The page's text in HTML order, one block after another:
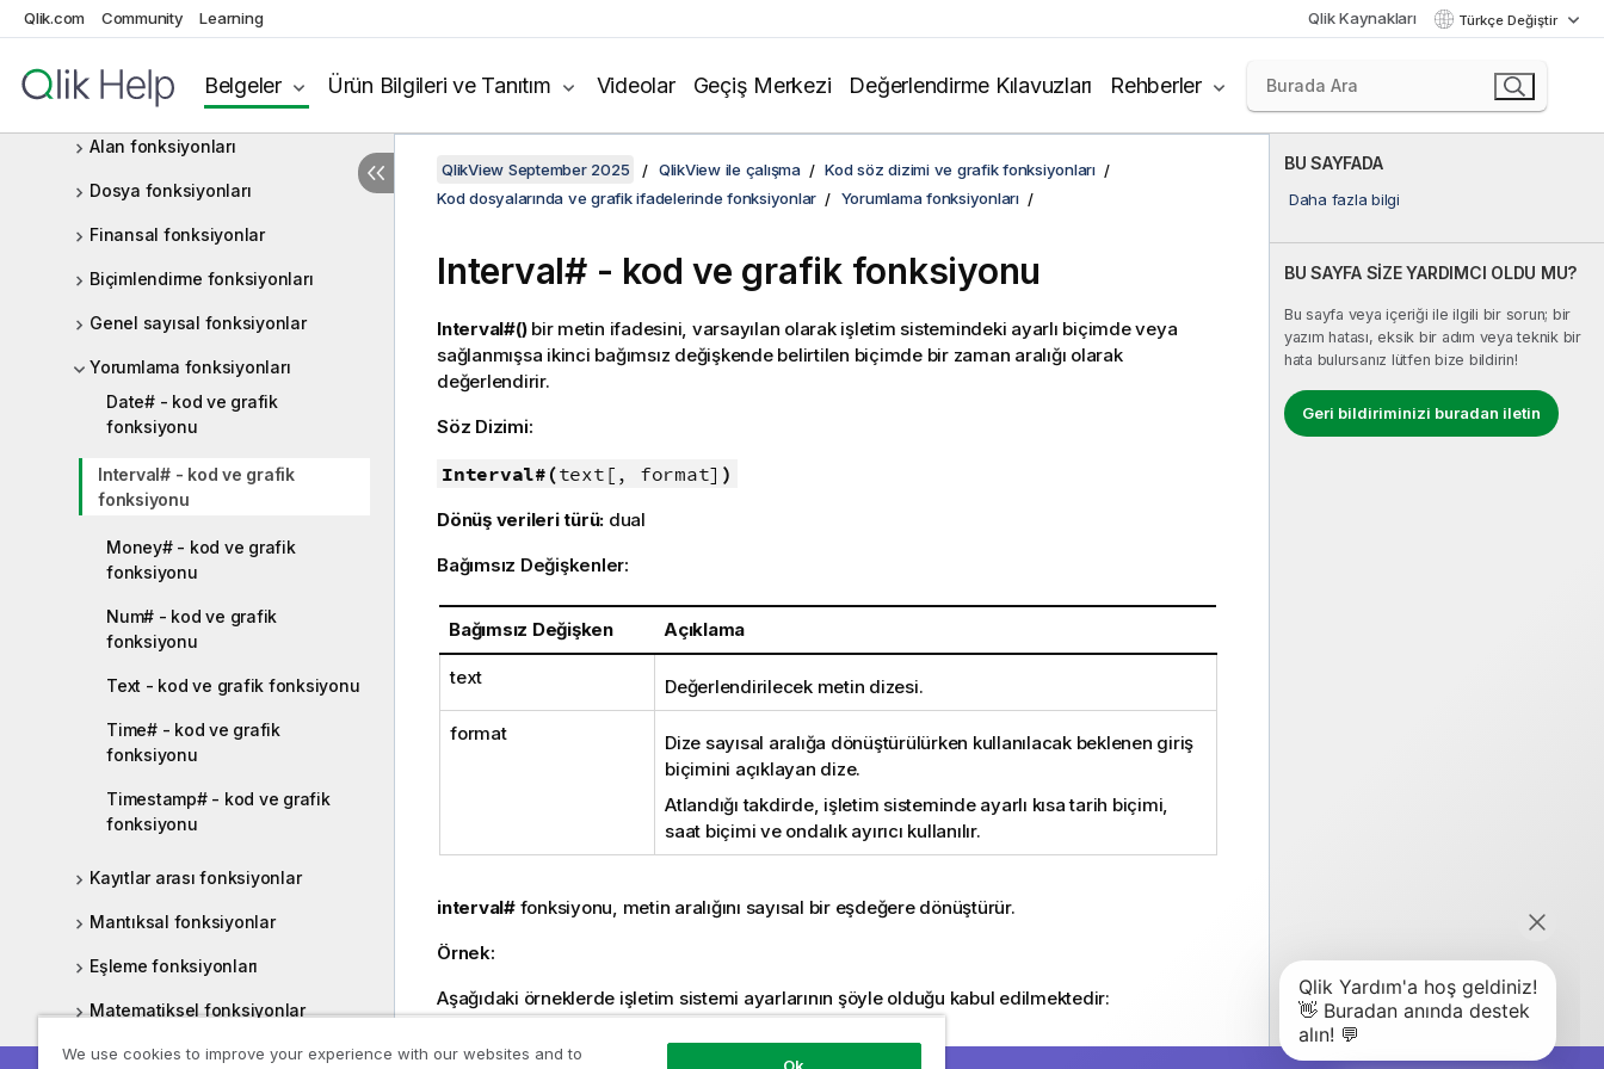
Qlik.com Community Learning Qlik Kaynakları Türkçe Değiştir
Belgeler Ürün Bilgileri ve Tanıtım Videolar Geçiş Merkezi Değerlendirme Kılavuzları Rehberler
Tarih ve saat fonksiyonları
Üstel ve logaritmik fonksiyonlar
Alan fonksiyonları
Dosya fonksiyonları
Finansal fonksiyonlar
Biçimlendirme fonksiyonları
Genel sayısal fonksiyonlar
Yorumlama fonksiyonları
Date# - kod ve grafik
fonksiyonu
Interval# - kod ve grafik
fonksiyonu
Money# - kod ve grafik
fonksiyonu
Num# - kod ve grafik
fonksiyonu
Text - kod ve grafik fonksiyonu
Time# - kod ve grafik
fonksiyonu
Timestamp# - kod ve grafik
fonksiyonu
Kayıtlar arası fonksiyonlar
Mantıksal fonksiyonlar
Eşleme fonksiyonları
Matematiksel fonksiyonlar
NULL fonksiyonları
BU SAYFADA
Daha fazla bilgi
BU SAYFA SİZE YARDIMCI OLDU MU?
Bu sayfa veya içeriği ile ilgili bir sorun; bir
yazım hatası, eksik bir adım veya teknik bir
hata bulursanız lütfen bize bildirin!
Geri bildiriminizi buradan iletin
QlikView September 2025 QlikView ile çalışma
Kod söz dizimi ve grafik fonksiyonları
Kod dosyalarında ve grafik ifadelerinde fonksiyonlar
Yorumlama fonksiyonları
Interval# - kod ve grafik fonksiyonu
Interval#()bir metin ifadesini, varsayılan olarak işletim sistemindeki ayarlı biçimde veya
sağlanmışsa ikinci bağımsız değişkende belirtilen biçimde bir zaman aralığı olarak
değerlendirir.
Söz Dizimi:
Interval#(text[, format] )
Dönüş verileri türü: dual
Bağımsız Değişkenler:
Bağımsız Değişken Açıklama
text Değerlendirilecek metin dizesi.
format
Dize sayısal aralığa dönüştürülürken kullanılacak beklenen giriş
biçimini açıklayan dize.
Atlandığı takdirde, işletim sisteminde ayarlı kısa tarih biçimi,
saat biçimi ve ondalık ayırıcı kullanılır.
interval#fonksiyonu, metin aralığını sayısal bir eşdeğere dönüştürür.
Örnek:
Aşağıdaki örneklerde işletim sistemi ayarlarının şöyle olduğu kabul edilmektedir:
YY-MM-DD
We use cookies to improve your experience with our websites and to